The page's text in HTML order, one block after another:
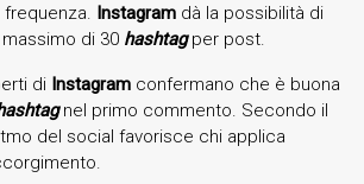
frequenza. Instagram dà la possibilità di
di 30 hashtagper post.
di Instagram confermano che è buona
nel primo commento. Secondo il
del social favorisce chi applica